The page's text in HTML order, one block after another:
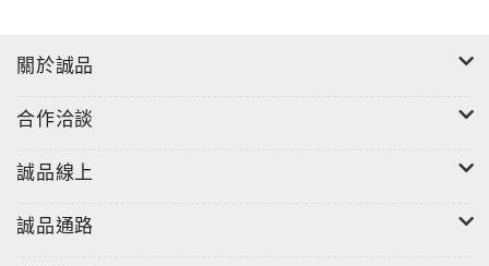
關於誠品
合作洽談
誠品線上
誠品通路